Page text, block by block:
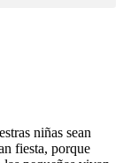
niñas sean
fiesta, porque